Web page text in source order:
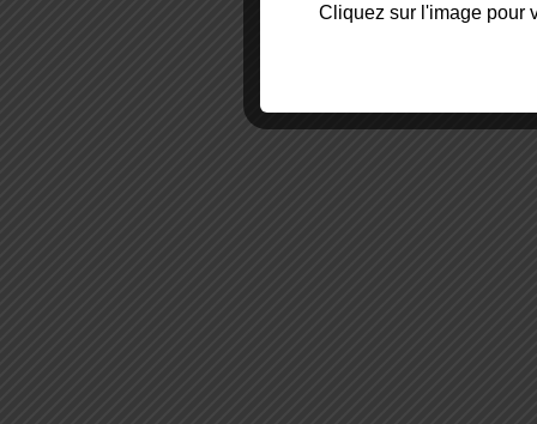
Cliquez sur l'image pour